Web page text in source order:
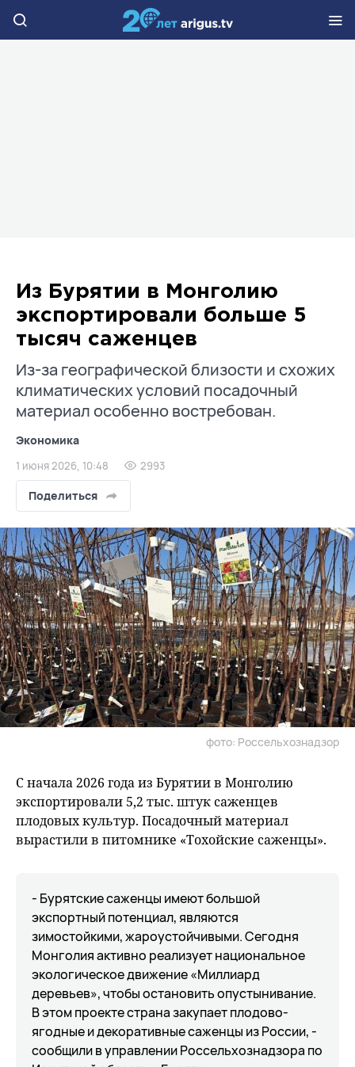
Из Бурятии в Монголию
экспортировали больше 5
тысяч саженцев
Из-за географической близости и схожих
климатических условий посадочный
материал особенно востребован.
Экономика
1 июня 2026, 10:48 2993
Поделиться
фото: Россельхознадзор
С начала 2026 года из Бурятии в Монголию
экспортировали 5,2 тыс. штук саженцев
плодовых культур. Посадочный материал
вырастили в питомнике «Тохойские саженцы».
- Бурятские саженцы имеют большой
экспортный потенциал, являются
зимостойкими, жароустойчивыми. Сегодня
Монголия активно реализует национальное
экологическое движение «Миллиард
деревьев», чтобы остановить опустынивание.
В этом проекте страна закупает плодово-
ягодные и декоративные саженцы из России, -
сообщили в управлении Россельхознадзора по